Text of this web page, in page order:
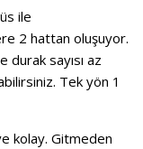
ile
2 hattan oluşuyor.
sayısı az
Tek yön 1
kolay. Gitmeden